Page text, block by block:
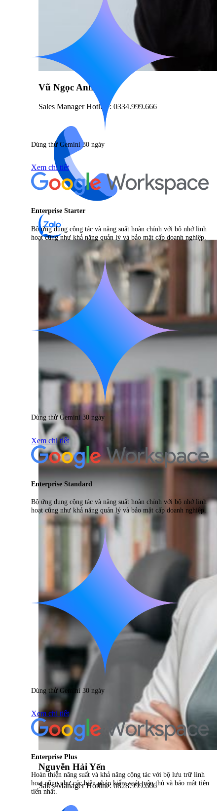
Vũ Ngọc Anh
Sales Manager Hotline: 0334.999.666
Nguyễn Hải Yến
Sales Manager Hotline: 0828.999.666
Dùng thử Gemini 30 ngày
Xem chi tiết
Enterprise Starter
Bộ ứng dụng cộng tác và năng suất hoàn chỉnh với bộ nhớ linh
hoạt cũng như khả năng quản lý và bảo mật cấp doanh nghiệp.
Dùng thử Gemini 30 ngày
Xem chi tiết
Enterprise Standard
Bộ ứng dụng cộng tác và năng suất hoàn chỉnh với bộ nhớ linh
hoạt cũng như khả năng quản lý và bảo mật cấp doanh nghiệp.
Dùng thử Gemini 30 ngày
Xem chi tiết
Enterprise Plus
Hoàn thiện năng suất và khả năng cộng tác với bộ lưu trữ linh
hoạt cũng như các biện pháp kiểm soát tuân thủ và bảo mật tiên
tiến nhất.